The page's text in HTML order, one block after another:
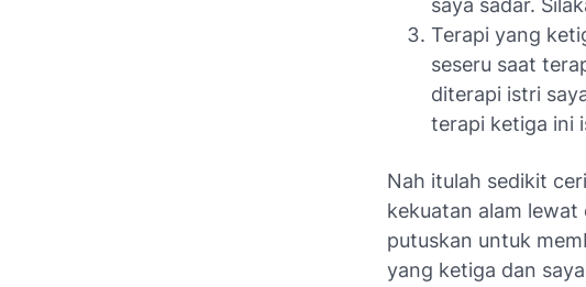
saya sadar.
Terapi yang
seseru saat
diterapi istri
terapi ketiga ini
Nah itulah sedikit
kekuatan alam lewat
putuskan untuk
yang ketiga dan